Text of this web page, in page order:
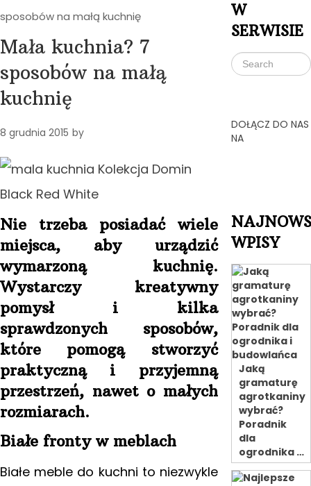
sposobów na małą kuchnię
Mała kuchnia? 7
sposobów na małą
kuchnię
8 grudnia 2015 by
Nie trzeba posiadać wiele
miejsca, aby urządzić
wymarzoną kuchnię.
Wystarczy kreatywny
pomysł i kilka
sprawdzonych sposobów,
które pomogą stworzyć
praktyczną i przyjemną
przestrzeń, nawet o małych
rozmiarach.
Białe fronty w meblach
Białe meble do kuchni to niezwykle
W
SERWISIE
DOŁĄCZ DO NAS
NA
WPISY
Jaką
gramaturę
agrotkaniny
wybrać?
Poradnik
dla
ogrodnika …